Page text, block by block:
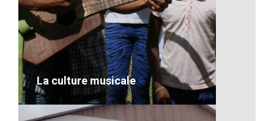
La pureté d’une fleur bleu
VOIR LE DÉTAIL
La culture musicale